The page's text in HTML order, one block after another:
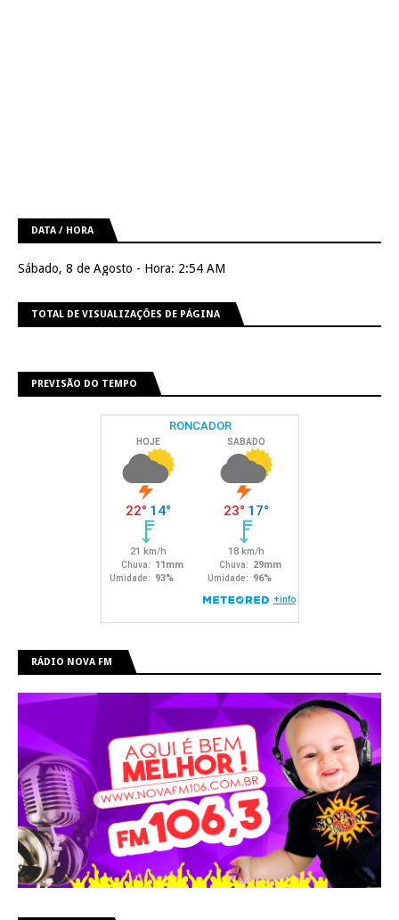
DATA / HORA
Sábado, 8 de Agosto - Hora: 2:54 AM
TOTAL DE VISUALIZAÇÕES DE PÁGINA
PREVISÃO DO TEMPO
RÁDIO NOVA FM